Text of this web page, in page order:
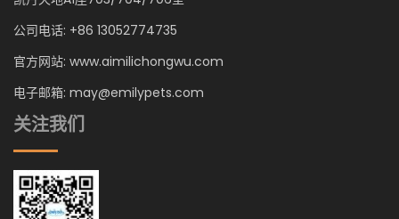
公司电话: +86 13052774735
官方网站: www.aimilichongwu.com
电子邮箱: may@emilypets.com
关注我们